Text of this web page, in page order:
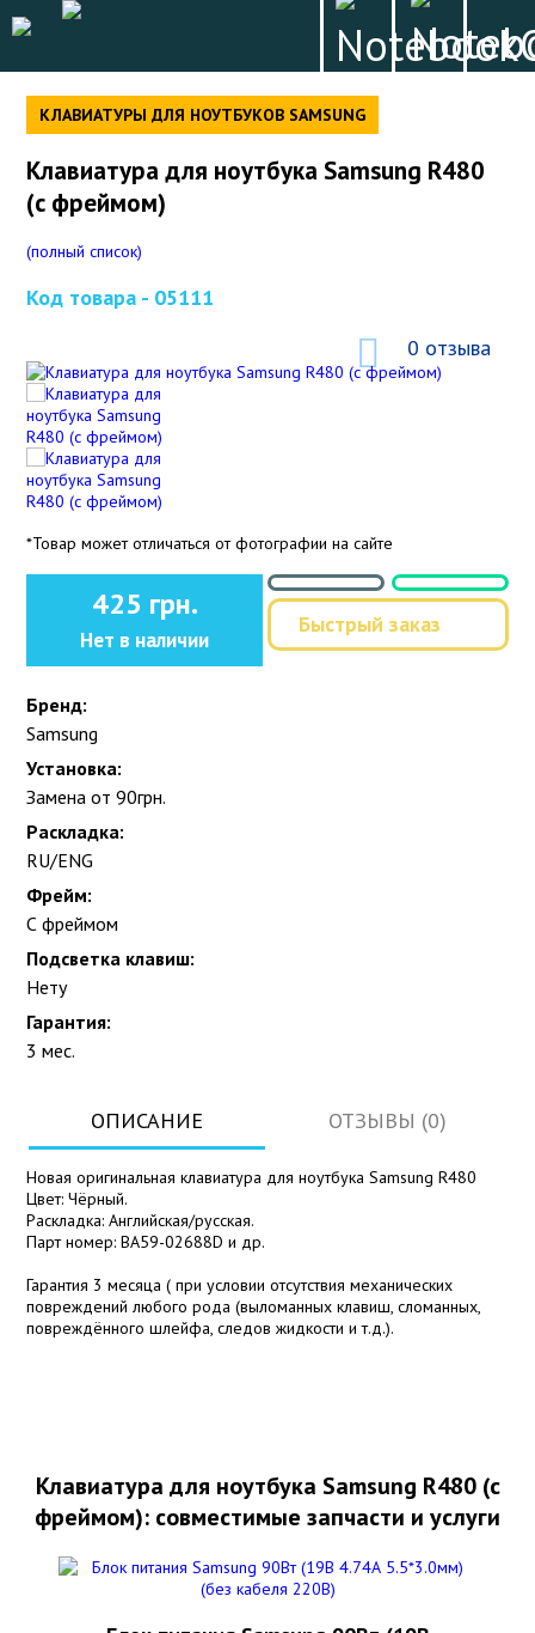
КЛАВИАТУРЫ ДЛЯ НОУТБУКОВ SAMSUNG
Клавиатура для ноутбука Samsung R480
(с фреймом)
(полный список)
Код товара - 05111
0 отзыва
*Товар может отличаться от фотографии на сайте
425 грн.
Нет в наличии
Быстрый заказ
Бренд:
Samsung
Установка:
Замена от 90грн.
Раскладка:
RU/ENG
Фрейм:
С фреймом
Подсветка клавиш:
Нету
Гарантия:
3 мес.
ОПИСАНИЕ ОТЗЫВЫ (0)
Новая оригинальная клавиатура для ноутбука Samsung R480
Цвет: Чёрный.
Раскладка: Английская/русская.
Парт номер: BA59-02688D и др.
Гарантия 3 месяца ( при условии отсутствия механических
повреждений любого рода (выломанных клавиш, сломанных,
повреждённого шлейфа, следов жидкости и т.д.).
Клавиатура для ноутбука Samsung R480 (с
фреймом): совместимые запчасти и услуги